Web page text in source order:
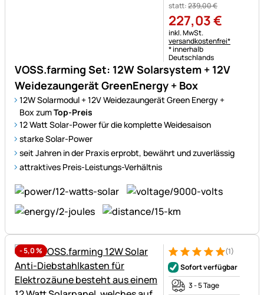
VOSS.farming Set: 12W Solarsystem + 12V
Weidezaungerät GreenEnergy + Box
12W Solarmodul + 12V Weidezaungerät Green Energy +
Box zumTop-Preis
12 Watt Solar-Power für die komplette Weidesaison
starke Solar-Power
seit Jahren in der Praxis erprobt, bewährt und zuverlässig
attraktives Preis-Leistungs-Verhältnis
statt:239,00€
227,03€
Steuerhinweis:
inkl. MwSt.
versandkostenfrei*
* innerhalb
Deutschlands
-5,0% Bewertung: 5 von 5 (1
1 Bewertung
(1)
Sofort verfügbar
3 - 5 Tage